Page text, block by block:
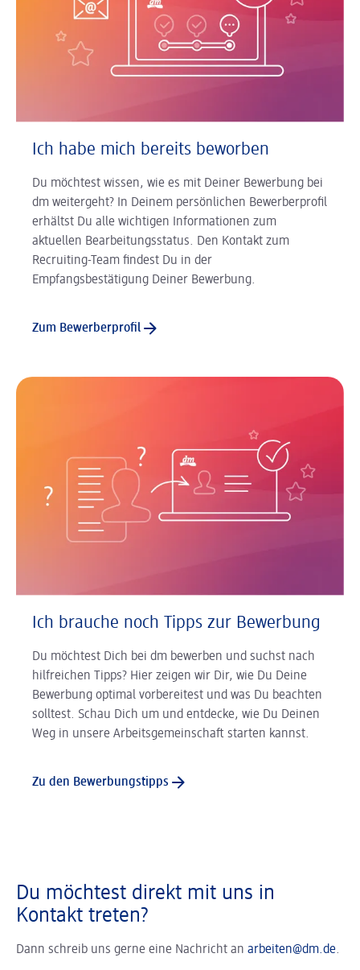
Ich habe mich bereits beworben
Du möchtest wissen, wie es mit Deiner Bewerbung bei
dm weitergeht? In Deinem persönlichen Bewerberprofil
erhältst Du alle wichtigen Informationen zum
aktuellen Bearbeitungsstatus. Den Kontakt zum
Recruiting-Team findest Du in der
Empfangsbestätigung Deiner Bewerbung.
Zum Bewerberprofil
Ich brauche noch Tipps zur Bewerbung
Du möchtest Dich bei dm bewerben und suchst nach
hilfreichen Tipps? Hier zeigen wir Dir, wie Du Deine
Bewerbung optimal vorbereitest und was Du beachten
solltest. Schau Dich um und entdecke, wie Du Deinen
Weg in unsere Arbeitsgemeinschaft starten kannst.
Zu den Bewerbungstipps
Du möchtest direkt mit uns in
Kontakt treten?
Dann schreib uns gerne eine Nachricht an arbeiten@dm.de.